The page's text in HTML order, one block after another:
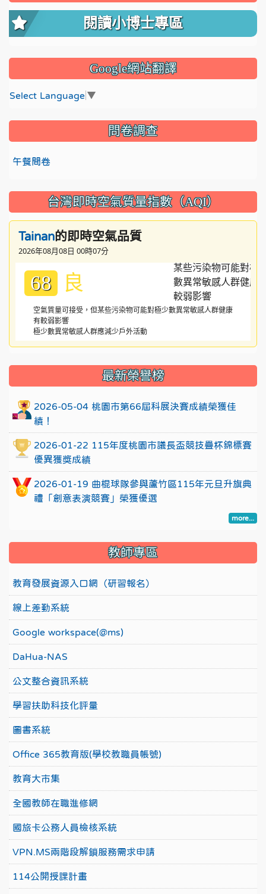
閱讀小博士專區
Google網站翻譯
Select Language ▼
問卷調查
午餐問卷
台灣即時空氣質量指數（AQI）
Tainan的即時空氣品質
2026年08月08日 00時07分
68 良
空氣質量可接受，但某些污染物可能對極少數異常敏感人群健康
有較弱影響
極少數異常敏感人群應減少戶外活動
::: 最新榮譽榜
2026-05-04 桃園市第66屆科展決賽成績榮獲佳
績！
2026-01-22 115年度桃園市議長盃競技疊杯錦標賽
優異獲獎成績
2026-01-19 曲棍球隊參與蘆竹區115年元旦升旗典
禮「創意表演競賽」榮獲優選
more...
教師專區
教育發展資源入口網（研習報名）
線上差勤系統
Google workspace(@ms)
DaHua-NAS
公文整合資訊系統
學習扶助科技化評量
圖書系統
Office 365教育版(學校教職員帳號)
教育大市集
全國教師在職進修網
國旅卡公務人員檢核系統
VPN.MS兩階段解鎖服務需求申請
114公開授課計畫